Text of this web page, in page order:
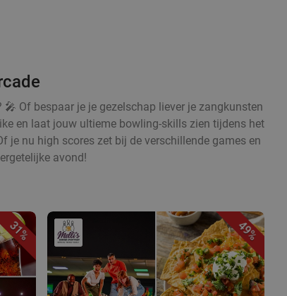
Of bespaar je je gezelschap liever je zangkunsten
en laat jouw ultieme bowling-skills zien tijdens het
je nu high scores zet bij de verschillende games en
avond!
31% 49%